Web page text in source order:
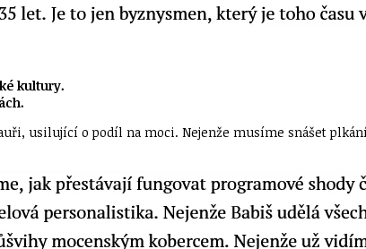
kultury.
usilující o podíl na moci. Nejenže musíme snášet